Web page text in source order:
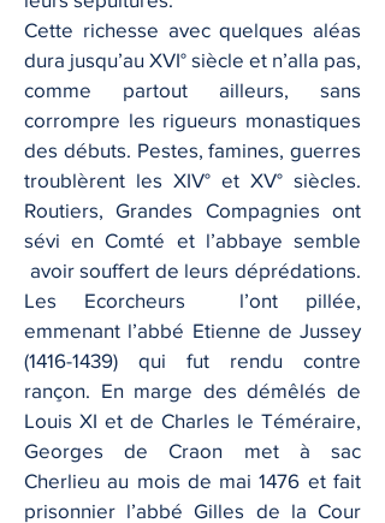
Cette richesse avec quelques aléas
dura jusqu’au XVI° siècle et n’alla pas,
comme partout ailleurs, sans
corrompre les rigueurs monastiques
des débuts. Pestes, famines, guerres
troublèrent les XIV° et XV° siècles.
Routiers, Grandes Compagnies ont
sévi en Comté et l’abbaye semble
avoir souffert de leurs déprédations.
Les Ecorcheurs l’ont pillée,
emmenant l’abbé Etienne de Jussey
(1416-1439) qui fut rendu contre
rançon. En marge des démêlés de
Louis XI et de Charles le Téméraire,
Georges de Craon met à sac
Cherlieu au mois de mai 1476 et fait
prisonnier l’abbé Gilles de la Cour